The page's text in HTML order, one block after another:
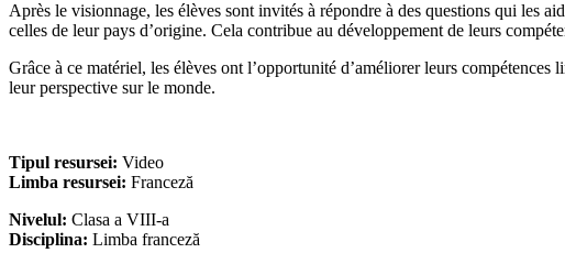
Après le visionnage, les élèves sont invités à répondre à des questions qui les
celles de leur pays d’origine. Cela contribue au développement de leurs
Grâce à ce matériel, les élèves ont l’opportunité d’améliorer leurs
leur perspective sur le monde.
Tipul resursei: Video
Limba resursei: Franceză
Nivelul: Clasa a VIII-a
Disciplina: Limba franceză